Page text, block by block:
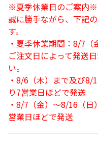
※夏季休業日のご案内※
誠に勝手ながら、下記
す。
・夏季休業期間：8/7（
ご注文日によって発送
い。
・8/6（木）まで及び8/
り7営業日ほどで発送
・8/7（金）～8/16（
営業日ほどで発送